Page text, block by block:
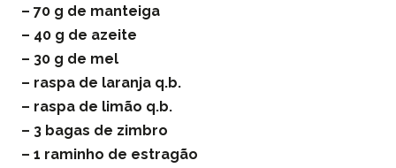
– 70 g de manteiga
– 40 g de azeite
– 30 g de mel
– raspa de laranja q.b.
– raspa de limão q.b.
– 3 bagas de zimbro
– 1 raminho de estragão